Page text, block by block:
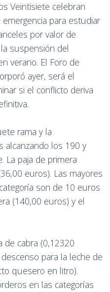
Veintisiete celebran
para estudiar
por valor de
suspensión del
verano. El Foro de
ayer, será el
si el conflicto deriva
rama y la
alcanzando los 190 y
La paja de primera
euros). Las mayores
son de 10 euros
(140,00 euros) y el
de cabra (0,12320
para la leche de
quesero en litro).
en las categorías